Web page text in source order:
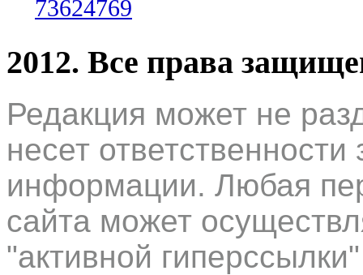
2012. Все права
Редакция может не
несет
информации. Любая
сайта может
"активной